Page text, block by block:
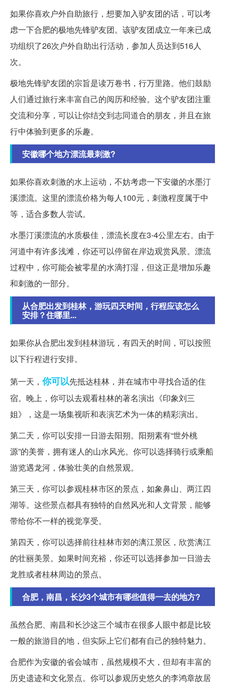
如果你喜欢户外自助旅行，想要加入驴友团的话，可以考
虑一下合肥的极地先锋驴友团。该驴友团成立一年来已成
功组织了26次户外自助出行活动，参加人员达到516人
次。
极地先锋驴友团的宗旨是读万卷书，行万里路。他们鼓励
人们通过旅行来丰富自己的阅历和经验。这个驴友团注重
交流和分享，可以让你结交到志同道合的朋友，并且在旅
行中体验到更多的乐趣。
安徽哪个地方漂流最刺激?
如果你喜欢刺激的水上运动，不妨考虑一下安徽的水墨汀
溪漂流。这里的漂流价格为每人100元，刺激程度属于中
等，适合多数人尝试。
水墨汀溪漂流的水质极佳，漂流长度在3-4公里左右。由于
河道中有许多浅滩，你还可以停留在岸边观赏风景。漂流
过程中，你可能会被零星的水滴打湿，但这正是增加乐趣
和刺激的一部分。
从合肥出发到桂林，游玩四天时间，行程应该怎么
安排？住哪里...
如果你从合肥出发到桂林游玩，有四天的时间，可以按照
以下行程进行安排。
第一天，你可以先抵达桂林，并在城市中寻找合适的住
宿。晚上，你可以去观看桂林的著名演出《印象刘三
姐》，这是一场集视听和表演艺术为一体的精彩演出。
第二天，你可以安排一日游去阳朔。阳朔素有“世外桃
源”的美誉，拥有迷人的山水风光。你可以选择骑行或乘船
游览遇龙河，体验壮美的自然景观。
第三天，你可以参观桂林市区的景点，如象鼻山、两江四
湖等。这些景点都具有独特的自然风光和人文背景，能够
带给你不一样的视觉享受。
第四天，你可以选择前往桂林市郊的漓江景区，欣赏漓江
的壮丽美景。如果时间充裕，你还可以选择参加一日游去
龙胜或者桂林周边的景点。
合肥，南昌，长沙3个城市有哪些值得一去的地方?
虽然合肥、南昌和长沙这三个城市在很多人眼中都是比较
一般的旅游目的地，但实际上它们都有自己的独特魅力。
合肥作为安徽的省会城市，虽然规模不大，但却有丰富的
历史遗迹和文化景点。你可以参观历史悠久的李鸿章故居